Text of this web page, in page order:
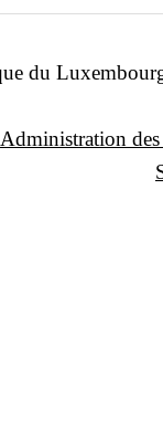
Administration des